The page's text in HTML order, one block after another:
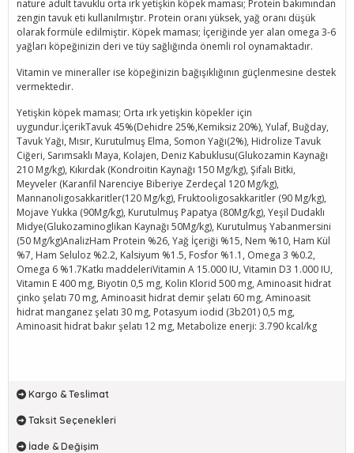
nature adult tavuklu orta ırk yetişkin köpek maması; Protein bakımından
zengin tavuk eti kullanılmıştır. Protein oranı yüksek, yağ oranı düşük
olarak formüle edilmiştir. Köpek maması; İçeriğinde yer alan omega 3-6
yağları köpeğinizin deri ve tüy sağlığında önemli rol oynamaktadır.
Vitamin ve mineraller ise köpeğinizin bağışıklığının güçlenmesine destek
vermektedir.
Yetişkin köpek maması; Orta ırk yetişkin köpekler için
uygundur.İçerikTavuk 45%(Dehidre 25%,Kemiksiz 20%), Yulaf, Buğday,
Tavuk Yağı, Mısır, Kurutulmuş Elma, Somon Yağı(2%), Hidrolize Tavuk
Ciğeri, Sarımsaklı Maya, Kolajen, Deniz Kabuklusu(Glukozamin Kaynağı
210 Mg/kg), Kıkırdak (Kondroitin Kaynağı 150 Mg/kg), Şifalı Bitki,
Meyveler (Karanfil Narenciye Biberiye Zerdeçal 120 Mg/kg),
Mannanoligosakkaritler(120 Mg/kg), Fruktooligosakkaritler (90 Mg/kg),
Mojave Yukka (90Mg/kg), Kurutulmuş Papatya (80Mg/kg), Yeşil Dudaklı
Midye(Glukozaminoglikan Kaynağı 50Mg/kg), Kurutulmuş Yabanmersini
(50 Mg/kg)AnalizHam Protein %26, Yağ İçeriği %15, Nem %10, Ham Kül
%7, Ham Seluloz %2.2, Kalsiyum %1.5, Fosfor %1.1, Omega 3 %0.2,
Omega 6 %1.7Katkı maddeleriVitamin A 15.000 IU, Vitamin D3 1.000 IU,
Vitamin E 400 mg, Biyotin 0,5 mg, Kolin Klorid 500 mg, Aminoasit hidrat
çinko şelatı 70 mg, Aminoasit hidrat demir şelatı 60 mg, Aminoasit
hidrat manganez şelatı 30 mg, Potasyum iodid (3b201) 0,5 mg,
Aminoasit hidrat bakır şelatı 12 mg, Metabolize enerji: 3.790 kcal/kg
Kargo & Teslimat
Taksit Seçenekleri
İade & Değişim